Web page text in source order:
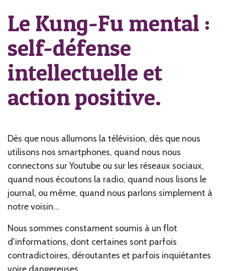
Le Kung-Fu mental :
self-défense
intellectuelle et
action positive.
Dès que nous allumons la télévision, dès que nous
utilisons nos smartphones, quand nous nous
connectons sur Youtube ou sur les réseaux sociaux,
quand nous écoutons la radio, quand nous lisons le
journal, ou même, quand nous parlons simplement à
notre voisin...
Nous sommes constament soumis à un flot
d'informations, dont certaines sont parfois
contradictoires, déroutantes et parfois inquiétantes